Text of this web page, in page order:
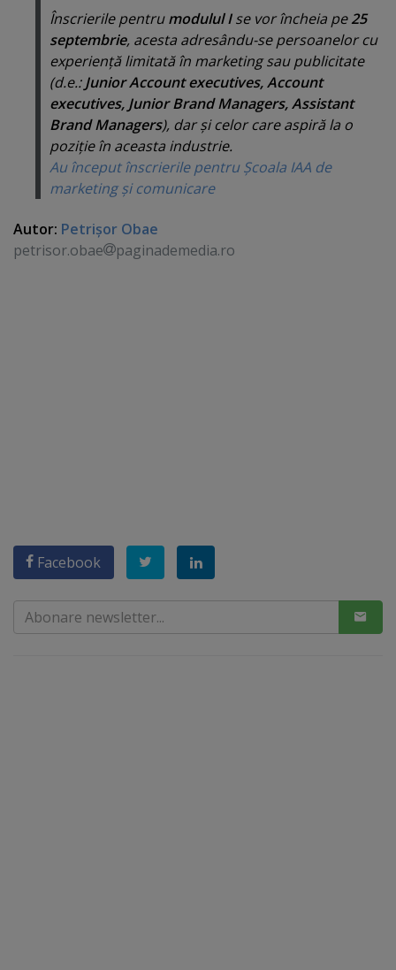
Înscrierile pentrumodulul Ise vor încheia pe25
septembrie, acesta adresându-se persoanelor cu
experienţă limitată în marketing sau publicitate
(d.e.:Junior Account executives, Account
executives, Junior Brand Managers, Assistant
Brand Managers), dar şi celor care aspiră la o
poziţie în aceasta industrie.
Au început înscrierile pentru Şcoala IAA de
marketing şi comunicare
Autor: Petrişor Obae
petrisor.obae
paginademedia.ro
Facebook